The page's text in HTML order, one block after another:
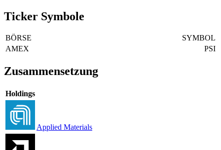
Ticker Symbole
BÖRSE
SYMBOL
AMEX
PSI
Zusammensetzung
Holdings
Applied Materials